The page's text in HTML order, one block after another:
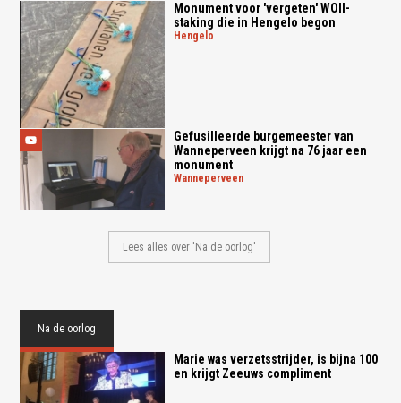
Monument voor 'vergeten' WOII-
staking die in Hengelo begon
hengelo
Gefusilleerde burgemeester van
Wanneperveen krijgt na 76 jaar een
monument
wanneperveen
Lees alles over 'Na de oorlog'
Na de oorlog
Marie was verzetsstrijder, is bijna 100
en krijgt Zeeuws compliment